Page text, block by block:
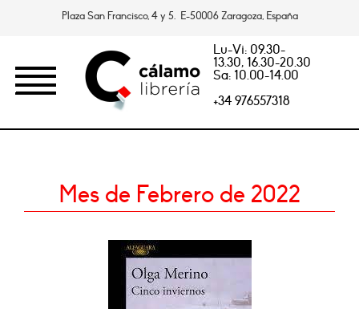
Plaza San Francisco, 4 y 5. E-50006 Zaragoza, España
Lu-Vi: 09.30-
13.30, 16.30-20.30
Sa: 10.00-14.00
+34 976557318
Mes de Febrero de 2022